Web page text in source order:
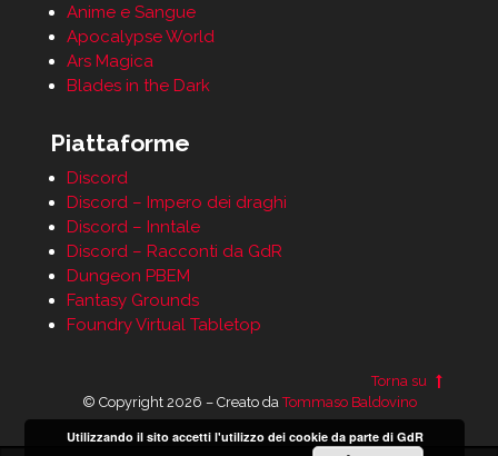
Anime e Sangue
Apocalypse World
Ars Magica
Blades in the Dark
Piattaforme
Discord
Discord – Impero dei draghi
Discord – Inntale
Discord – Racconti da GdR
Dungeon PBEM
Fantasy Grounds
Foundry Virtual Tabletop
Torna su
© Copyright 2026 – Creato daTommaso Baldovino
Utilizzando il sito accetti l'utilizzo dei cookie da parte di GdR